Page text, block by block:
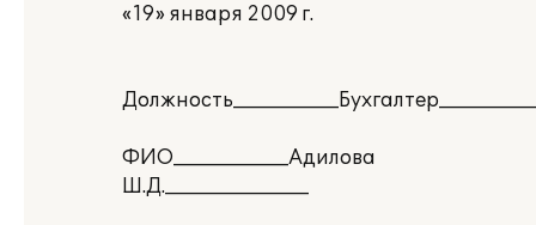
«19» января 2009 г.
ФИО____________Адилова
Ш.Д._______________